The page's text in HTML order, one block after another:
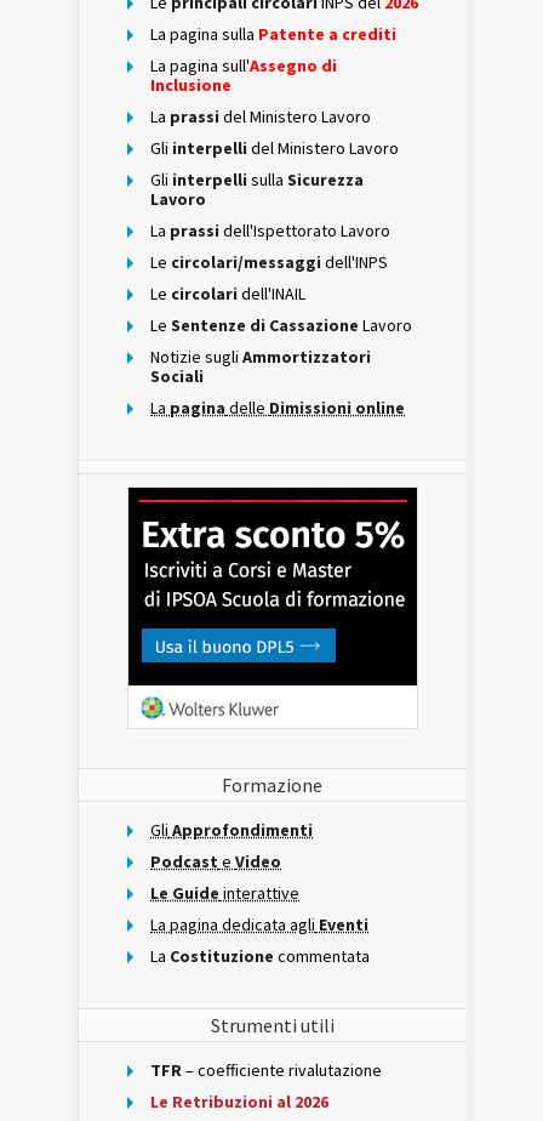
La pagina sulla Patente a crediti
La pagina sull'Assegno di
Inclusione
La prassi del Ministero Lavoro
Gli interpelli del Ministero Lavoro
Gli interpelli sulla Sicurezza
Lavoro
La prassi dell'Ispettorato Lavoro
Le circolari/messaggi dell'INPS
Le circolari dell'INAIL
Le Sentenze di Cassazione Lavoro
Notizie sugli Ammortizzatori
Sociali
La pagina delle Dimissioni online
Formazione
Gli Approfondimenti
Podcast e Video
Le Guide interattive
La pagina dedicata agli Eventi
La Costituzione commentata
Strumenti utili
TFR– coefficiente rivalutazione
Le Retribuzioni al 2026